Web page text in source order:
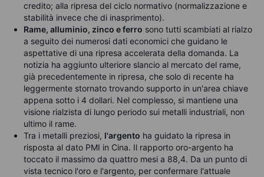
credito; alla ripresa del ciclo normativo (normalizzazione e
stabilità invece che di inasprimento).
Rame, alluminio, zinco e ferro sono tutti scambiati al rialzo
a seguito dei numerosi dati economici che guidano le
aspettative di una ripresa accelerata della domanda. La
notizia ha aggiunto ulteriore slancio al mercato del rame,
già precedentemente in ripresa, che solo di recente ha
leggermente stornato trovando supporto in un'area chiave
appena sotto i 4 dollari. Nel complesso, si mantiene una
visione rialzista di lungo periodo sui metalli industriali, non
ultimo il rame.
Tra i metalli preziosi, l'argento ha guidato la ripresa in
risposta al dato PMI in Cina. Il rapporto oro-argento ha
toccato il massimo da quattro mesi a 88,4. Da un punto di
vista tecnico l'oro e l'argento, per confermare l'attuale